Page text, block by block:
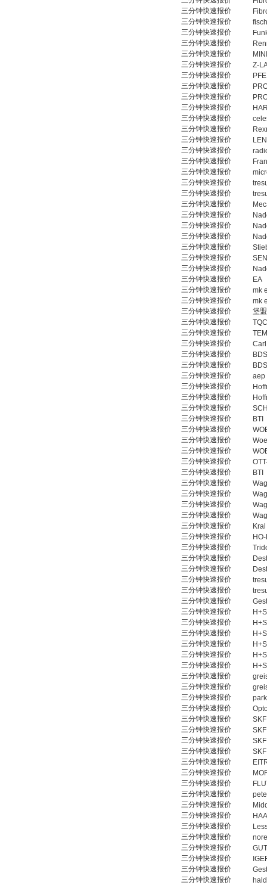
三分钟快速报价
三分钟快速报价
三分钟快速报价
三分钟快速报价
三分钟快速报价
三分钟快速报价
Z-
三分钟快速报价
三分钟快速报价
三分钟快速报价
三分钟快速报价
三分钟快速报价
三分钟快速报价
三分钟快速报价
三分钟快速报价
三分钟快速报价
三分钟快速报价
三分钟快速报价
三分钟快速报价
三分钟快速报价
三分钟快速报价
三分钟快速报价
三分钟快速报价
三分钟快速报价
三分钟快速报价
三分钟快速报价
三分钟快速报价
EA
三分钟快速报价
mk
三分钟快速报价
mk
三分钟快速报价
堡盟
三分钟快速报价
TQC
三分钟快速报价
三分钟快速报价
三分钟快速报价
BDS
三分钟快速报价
BDS
三分钟快速报价
aep
三分钟快速报价
三分钟快速报价
三分钟快速报价
三分钟快速报价
BTI
三分钟快速报价
三分钟快速报价
三分钟快速报价
三分钟快速报价
三分钟快速报价
BTI
三分钟快速报价
三分钟快速报价
三分钟快速报价
三分钟快速报价
三分钟快速报价
Kral
三分钟快速报价
三分钟快速报价
三分钟快速报价
三分钟快速报价
三分钟快速报价
三分钟快速报价
三分钟快速报价
三分钟快速报价
H+S
三分钟快速报价
H+S
三分钟快速报价
H+S
三分钟快速报价
H+S
三分钟快速报价
H+S
三分钟快速报价
H+S
三分钟快速报价
三分钟快速报价
三分钟快速报价
三分钟快速报价
三分钟快速报价
SKF
三分钟快速报价
SKF
三分钟快速报价
SKF
三分钟快速报价
SKF
三分钟快速报价
三分钟快速报价
三分钟快速报价
三分钟快速报价
三分钟快速报价
三分钟快速报价
三分钟快速报价
三分钟快速报价
三分钟快速报价
三分钟快速报价
三分钟快速报价
三分钟快速报价